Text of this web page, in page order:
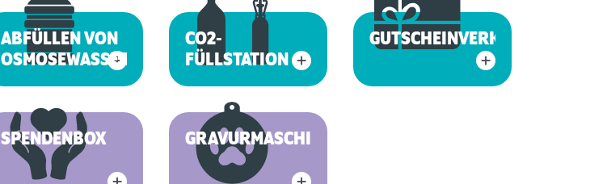
ABFÜLLEN VON
OSMOSEWASSER
CO2-
FÜLLSTATION
GUTSCHEINVERKAUF
SPENDENBOX GRAVURMASCHINE